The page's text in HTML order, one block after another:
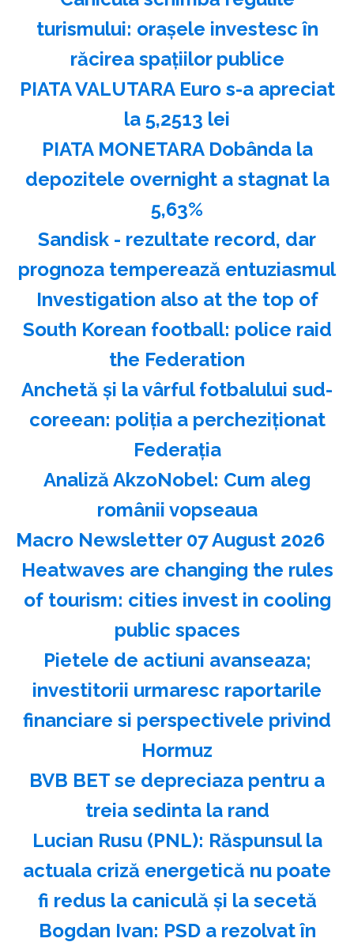
turismului: oraşele investesc în
răcirea spaţiilor publice
PIATA VALUTARA Euro s-a apreciat
la 5,2513 lei
PIATA MONETARA Dobânda la
depozitele overnight a stagnat la
5,63%
Sandisk - rezultate record, dar
prognoza temperează entuziasmul
Investigation also at the top of
South Korean football: police raid
the Federation
Anchetă şi la vârful fotbalului sud-
coreean: poliţia a percheziţionat
Federaţia
Analiză AkzoNobel: Cum aleg
românii vopseaua
Macro Newsletter 07 August 2026
Heatwaves are changing the rules
of tourism: cities invest in cooling
public spaces
Pietele de actiuni avanseaza;
investitorii urmaresc raportarile
financiare si perspectivele privind
Hormuz
BVB BET se depreciaza pentru a
treia sedinta la rand
Lucian Rusu (PNL): Răspunsul la
actuala criză energetică nu poate
fi redus la caniculă şi la secetă
Bogdan Ivan: PSD a rezolvat în